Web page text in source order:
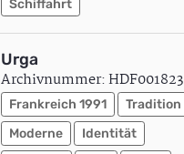
Schiffahrt
Urga
Archivnummer: HDF001823
Frankreich 1991
Tradition
Moderne
Identität